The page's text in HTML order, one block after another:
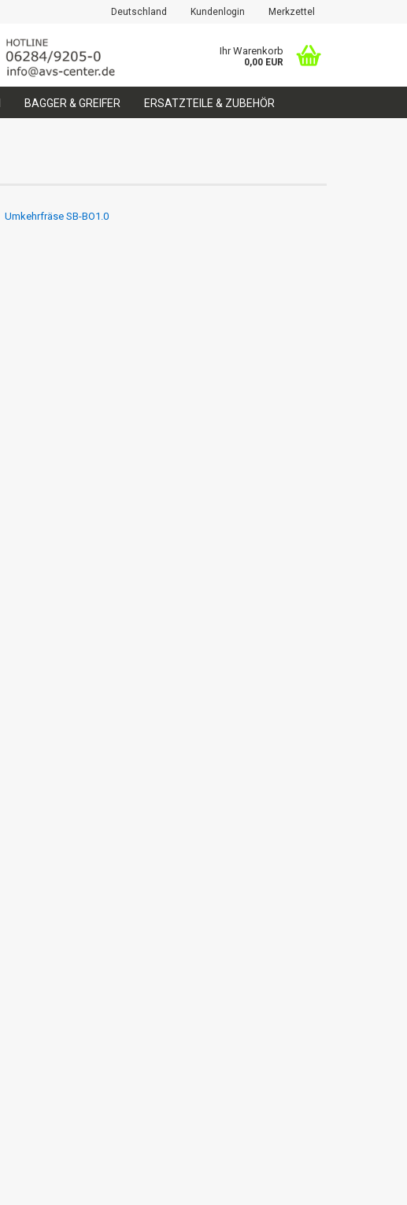
Deutschland Kundenlogin Merkzettel
Ihr Warenkorb
0,00 EUR
BAGGER & GREIFER ERSATZTEILE & ZUBEHÖR
Umkehrfräse SB-BO1.0